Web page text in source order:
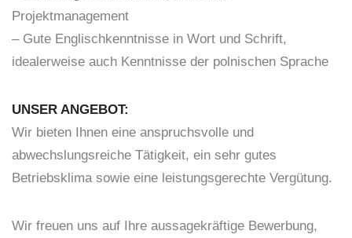
Projektmanagement
– Gute Englischkenntnisse in Wort und Schrift,
idealerweise auch Kenntnisse der polnischen Sprache
UNSER ANGEBOT:
Wir bieten Ihnen eine anspruchsvolle und
abwechslungsreiche Tätigkeit, ein sehr gutes
Betriebsklima sowie eine leistungsgerechte Vergütung.
Wir freuen uns auf Ihre aussagekräftige Bewerbung,